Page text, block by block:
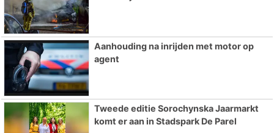
Aanhouding na inrijden met motor op
agent
Tweede editie Sorochynska Jaarmarkt
komt er aan in Stadspark De Parel